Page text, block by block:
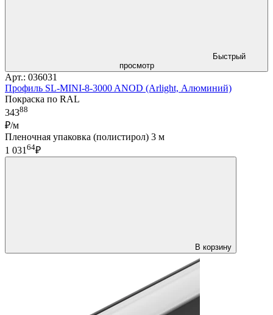
Быстрый
просмотр
Арт.: 036031
Профиль SL-MINI-8-3000 ANOD (Arlight, Алюминий)
Покраска по RAL
34388
₽/м
Пленочная упаковка (полистирол) 3 м
1 031 64₽
В корзину